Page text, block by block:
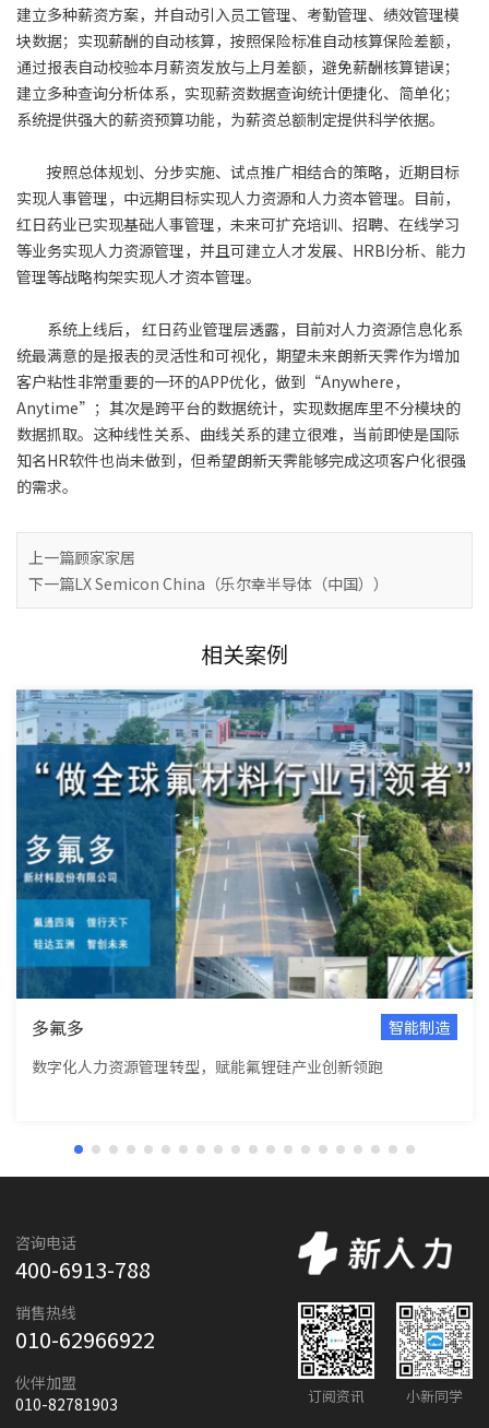
建立多种薪资方案，并自动引入员工管理、考勤管理、绩效管理模
块数据；实现薪酬的自动核算，按照保险标准自动核算保险差额，
通过报表自动校验本月薪资发放与上月差额，避免薪酬核算错误；
建立多种查询分析体系，实现薪资数据查询统计便捷化、简单化；
系统提供强大的薪资预算功能，为薪资总额制定提供科学依据。
按照总体规划、分步实施、试点推广相结合的策略，近期目标
实现人事管理，中远期目标实现人力资源和人力资本管理。目前，
红日药业已实现基础人事管理，未来可扩充培训、招聘、在线学习
等业务实现人力资源管理，并且可建立人才发展、HRBI分析、能力
管理等战略构架实现人才资本管理。
系统上线后， 红日药业管理层透露，目前对人力资源信息化系
统最满意的是报表的灵活性和可视化，期望未来朗新天霁作为增加
客户粘性非常重要的一环的APP优化，做到“Anywhere，
Anytime”；其次是跨平台的数据统计，实现数据库里不分模块的
数据抓取。这种线性关系、曲线关系的建立很难，当前即使是国际
知名HR软件也尚未做到，但希望朗新天霁能够完成这项客户化很强
的需求。
上一篇顾家家居
下一篇LX Semicon China（乐尔幸半导体（中国））
相关案例
多氟多
智能制造
数字化人力资源管理转型，赋能氟锂硅产业创新领跑
咨询电话
400-6913-788
销售热线
010-62966922
伙伴加盟
010-82781903
订阅资讯 小新同学